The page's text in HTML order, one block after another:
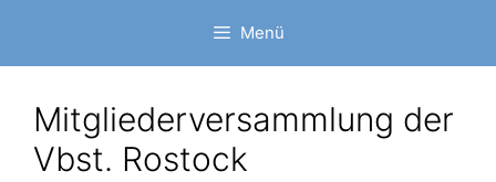
Menü
Mitgliederversammlung der
Vbst. Rostock